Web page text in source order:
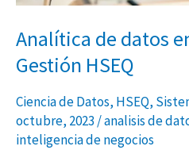
Analítica de datos
Gestión HSEQ
Ciencia de Datos, HSEQ,
octubre, 2023/analisis de
inteligencia de negocios